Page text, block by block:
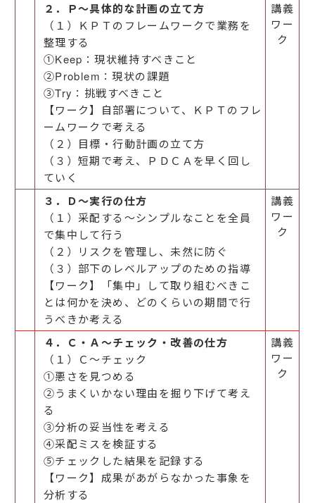
２．Ｐ～具体的な計画の立て方
（１）ＫＰＴのフレームワークで業務を
整理する
①Keep：現状維持すべきこと
②Problem：現状の課題
③Try：挑戦すべきこと
【ワーク】自部署について、ＫＰＴのフレ
ームワークで考える
（２）目標・行動計画の立て方
（３）短期で考え、ＰＤＣＡを早く回し
ていく
講義
ワー
ク
３．Ｄ～実行の仕方
（１）采配する～シンプルなことを全員
で集中して行う
（２）リスクを管理し、未然に防ぐ
（３）部下のレベルアップのための指導
【ワーク】「集中」して取り組むべきこ
とは何かを決め、どのくらいの期間で行
うべきか考える
講義
ワー
ク
４．Ｃ・Ａ～チェック・改善の仕方
（１）Ｃ～チェック
①悪さを見つめる
②うまくいかない理由を掘り下げて考え
る
③分析の妥当性を考える
④采配ミスを検証する
⑤チェックした結果を記録する
【ワーク】成果があがらなかった事象を
分析する
講義
ワー
ク